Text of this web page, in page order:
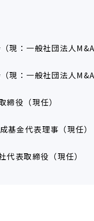
現：一般社団法人
現：一般社団法人
役（現任）
基金代表理事（現任）
表取締役（現任）